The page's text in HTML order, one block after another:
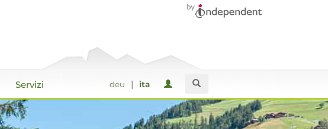
Servizi deu | ita